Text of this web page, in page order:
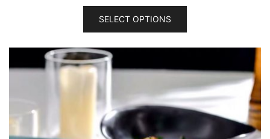
SELECT OPTIONS
This
variants.
The
options
may
be